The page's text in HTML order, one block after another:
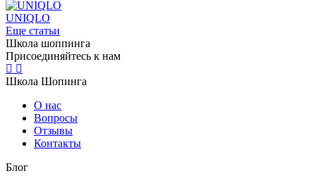
UNIQLO
Еще статьи
Школа шоппинга
Присоединяйтесь к нам
Школа Шопинга
О нас
Вопросы
Отзывы
Контакты
Блог